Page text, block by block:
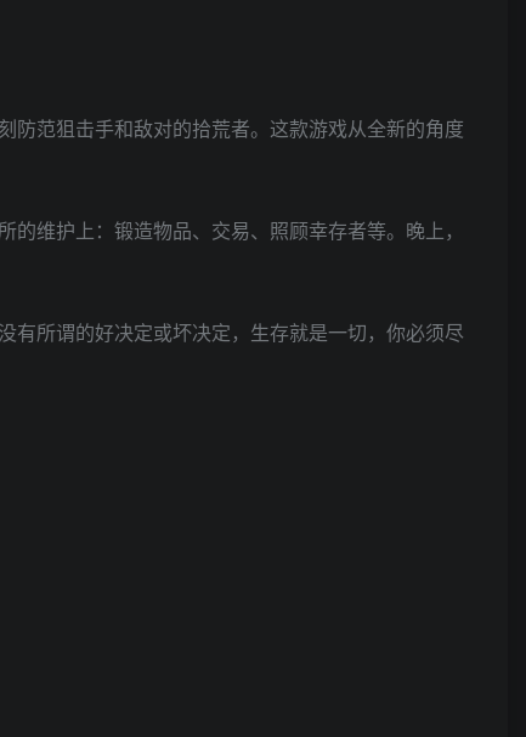
防范狙击手和敌对的拾荒者。这款游戏从全新的角度
维护上：锻造物品、交易、照顾幸存者等。晚上，
有所谓的好决定或坏决定，生存就是一切，你必须尽